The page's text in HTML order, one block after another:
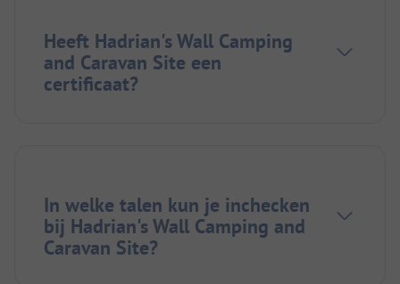
Heeft Hadrian's Wall Camping
and Caravan Site een
certificaat?
In welke talen kun je inchecken
bij Hadrian's Wall Camping and
Caravan Site?